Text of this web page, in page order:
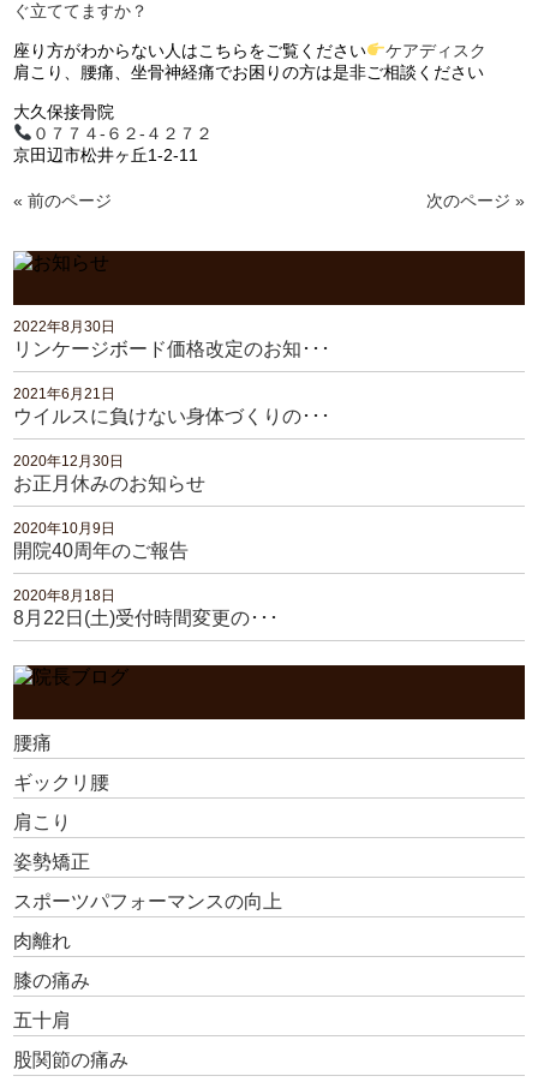
ぐ立ててますか？
座り方がわからない人はこちらをご覧ください
ケアディスク
肩こり、腰痛、坐骨神経痛でお困りの方は是非ご相談ください
大久保接骨院
０７７４-６２-４２７２
京田辺市松井ヶ丘1-2-11
« 前のページ 次のページ »
2022年8月30日
リンケージボード価格改定のお知･･･
2021年6月21日
ウイルスに負けない身体づくりの･･･
2020年12月30日
お正月休みのお知らせ
2020年10月9日
開院40周年のご報告
2020年8月18日
8月22日(土)受付時間変更の･･･
腰痛
ギックリ腰
肩こり
姿勢矯正
スポーツパフォーマンスの向上
肉離れ
膝の痛み
五十肩
股関節の痛み